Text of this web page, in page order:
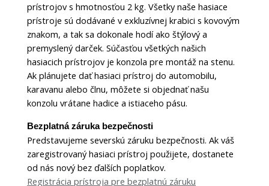
prístrojov s hmotnosťou 2 kg. Všetky naše hasiace
prístroje sú dodávané v exkluzívnej krabici s kovovým
znakom, a tak sa dokonale hodí ako štýlový a
premyslený darček. Súčasťou všetkých našich
hasiacich prístrojov je konzola pre montáž na stenu.
Ak plánujete dať hasiaci prístroj do automobilu,
karavanu alebo člnu, môžete si objednať našu
konzolu vrátane hadice a istiaceho pásu.
Bezplatná záruka bezpečnosti
Predstavujeme severskú záruku bezpečnosti. Ak váš
zaregistrovaný hasiaci prístroj použijete, dostanete
od nás nový bez ďalších poplatkov.
Registrácia prístroja pre bezplatnú záruku